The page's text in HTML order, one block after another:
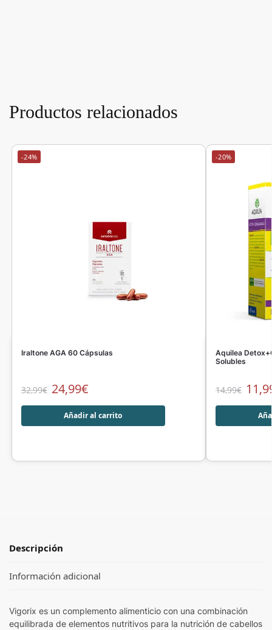
Productos relacionados
-24%
Iraltone AGA 60 Cápsulas
32,99€ 24,99€
Añadir al carrito
-20%
Aquilea
Solubles
14,99€
Descripción
Información adicional
Vigorix es un complemento alimenticio con una combinación
equilibrada de elementos nutritivos para la nutrición de cabellos